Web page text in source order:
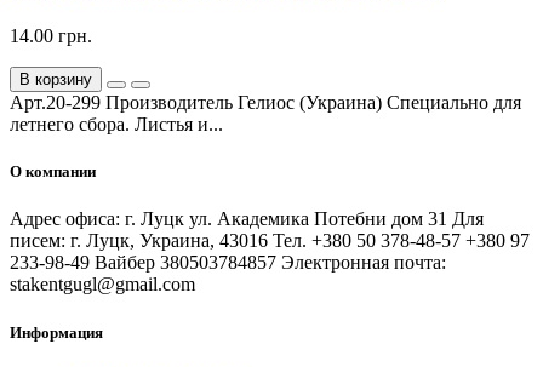
14.00 грн.
В корзину
Арт.20-299 Производитель Гелиос (Украина) Специально для
летнего сбора. Листья и...
О компании
Адрес офиса: г. Луцк ул. Академика Потебни дом 31 Для
писем: г. Луцк, Украина, 43016 Тел. +380 50 378-48-57 +380 97
233-98-49 Вайбер 380503784857 Электронная почта:
stakentgugl@gmail.com
Информация